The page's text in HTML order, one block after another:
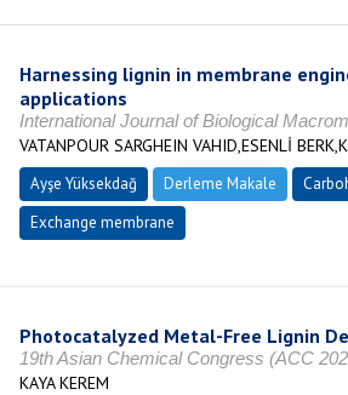
Harnessing lignin in membrane
applications
International Journal of Biological
VATANPOUR SARGHEIN VAHID,ESENLİ
Ayşe Yüksekdağ Derleme Makale
Exchange membrane
Photocatalyzed Metal-Free Lignin
19th Asian Chemical Congress (ACC
KAYA KEREM